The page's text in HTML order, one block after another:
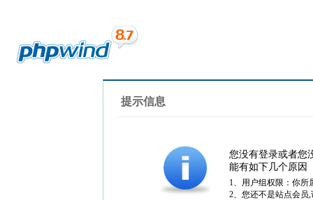
提示信息
您没有登录或者您
能有如下几个原因
1、用户组权限：你所
2、您还不是站点会员